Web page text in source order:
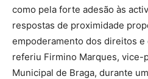
como pela forte adesão às
respostas de proximidade
empoderamento dos direitos e
referiu Firmino Marques, vice-
Municipal de Braga, durante